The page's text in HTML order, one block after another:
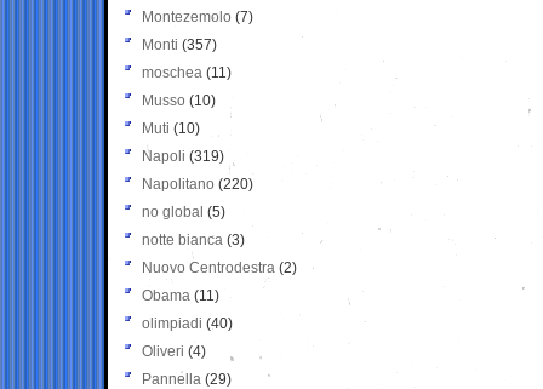
Montezemolo (7)
Monti (357)
moschea (11)
Musso (10)
Muti (10)
Napoli (319)
Napolitano (220)
no global (5)
notte bianca (3)
Nuovo Centrodestra (2)
Obama (11)
olimpiadi (40)
Oliveri (4)
Pannella (29)